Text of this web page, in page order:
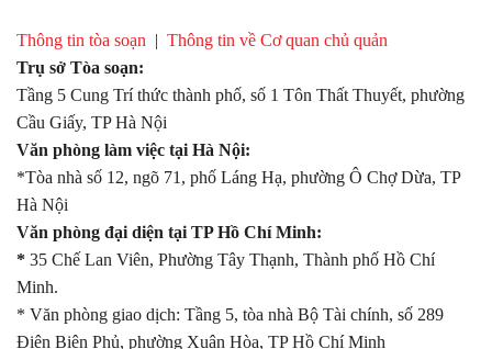
Thông tin tòa soạn | Thông tin về Cơ quan chủ quản
Trụ sở Tòa soạn:
Tầng 5 Cung Trí thức thành phố, số 1 Tôn Thất Thuyết, phường
Cầu Giấy, TP Hà Nội
Văn phòng làm việc tại Hà Nội:
*Tòa nhà số 12, ngõ 71, phố Láng Hạ, phường Ô Chợ Dừa, TP
Hà Nội
Văn phòng đại diện tại TP Hồ Chí Minh:
* 35 Chế Lan Viên, Phường Tây Thạnh, Thành phố Hồ Chí
Minh.
* Văn phòng giao dịch: Tầng 5, tòa nhà Bộ Tài chính, số 289
Điện Biên Phủ, phường Xuân Hòa, TP Hồ Chí Minh